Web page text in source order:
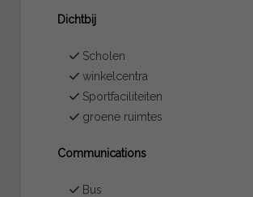
Dichtbij
Scholen
winkelcentra
Sportfaciliteiten
groene ruimtes
Communications
Bus